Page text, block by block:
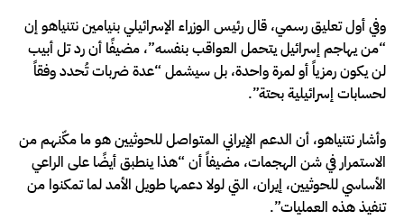
وفي أول تعليق رسمي، قال رئيس الوزراء الإسرائيلي بنيامين نتنياهو إن
“من يهاجم إسرائيل يتحمل العواقب بنفسه”، مضيفًا أن رد تل أبيب
لن يكون رمزياً أو لمرة واحدة، بل سيشمل “عدة ضربات تُحدد وفقاً
لحسابات إسرائيلية بحتة”.
وأشار نتنياهو، أن الدعم الإيراني المتواصل للحوثيين هو ما مكّنهم من
الاستمرار في شن الهجمات، مضيفاً أن “هذا ينطبق أيضًا على الراعي
الأساسي للحوثيين، إيران، التي لولا دعمها طويل الأمد لما تمكنوا من
تنفيذ هذه العمليات”.